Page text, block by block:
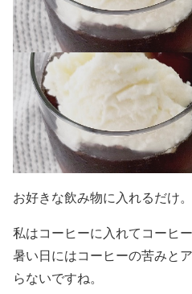
お好きな飲み物に入れるだけ
私はコーヒーに入れてコーヒ
暑い日にはコーヒーの苦みと
らないですね。